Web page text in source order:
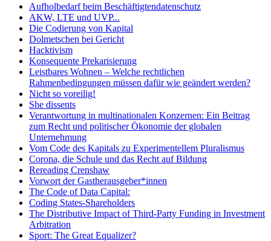
Aufholbedarf beim Beschäftigtendatenschutz
AKW, LTE und UVP...
Die Codierung von Kapital
Dolmetschen bei Gericht
Hacktivism
Konsequente Prekarisierung
Leistbares Wohnen – Welche rechtlichen
Rahmenbedingungen müssen dafür wie geändert werden?
Nicht so voreilig!
She dissents
Verantwortung in multinationalen Konzernen: Ein Beitrag
zum Recht und politischer Ökonomie der globalen
Unternehmung
Vom Code des Kapitals zu Experimentellem Pluralismus
Corona, die Schule und das Recht auf Bildung
Rereading Crenshaw
Vorwort der Gastherausgeber*innen
The Code of Data Capital:
Coding States-Shareholders
The Distributive Impact of Third-Party Funding in Investment
Arbitration
Sport: The Great Equalizer?